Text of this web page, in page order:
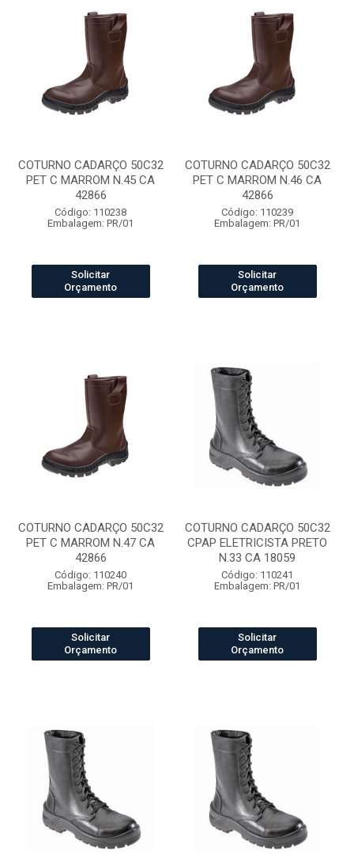
COTURNO CADARÇO 50C32
PET C MARROM N.45 CA
42866
Código: 110238
Embalagem: PR/01
Solicitar
Orçamento
COTURNO CADARÇO 50C32
PET C MARROM N.46 CA
42866
Código: 110239
Embalagem: PR/01
Solicitar
Orçamento
COTURNO CADARÇO 50C32
PET C MARROM N.47 CA
42866
Código: 110240
Embalagem: PR/01
Solicitar
Orçamento
COTURNO CADARÇO 50C32
CPAP ELETRICISTA PRETO
N.33 CA 18059
Código: 110241
Embalagem: PR/01
Solicitar
Orçamento